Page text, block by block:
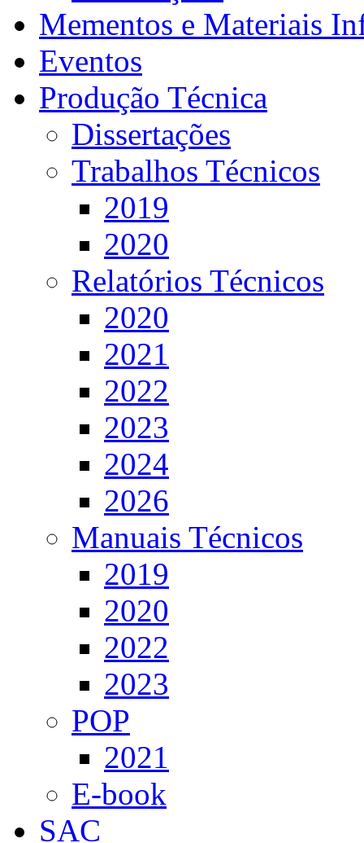
Mementos e Materiais
Eventos
Produção Técnica
Dissertações
Trabalhos Técnicos
2019
2020
Relatórios Técnicos
2020
2021
2022
2023
2024
2026
Manuais Técnicos
2019
2020
2022
2023
POP
2021
E-book
SAC